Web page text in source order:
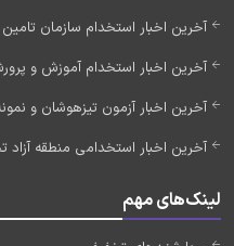
آخرین اخبار استخدام سازمان تامین اجتماعی
آخرین اخبار استخدام آموزش و پرورش 1405 (به
آخرین اخبار آزمون تیزهوشان و
آخرین اخبار استخدامی منطقه آزاد
لینک‌های مهم